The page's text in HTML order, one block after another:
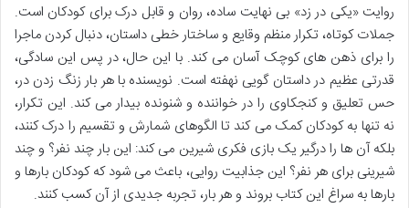
روایت «یکی در زد» بی نهایت ساده، روان و قابل درک برای کودکان است.
جملات کوتاه، تکرار منظم وقایع و ساختار خطی داستان، دنبال کردن ماجرا
را برای ذهن های کوچک آسان می کند. با این حال، در پس این سادگی،
قدرتی عظیم در داستان گویی نهفته است. نویسنده با هر بار زنگ زدن در،
حس تعلیق و کنجکاوی را در خواننده و شنونده بیدار می کند. این تکرار،
نه تنها به کودکان کمک می کند تا الگوهای شمارش و تقسیم را درک کنند،
بلکه آن ها را درگیر یک بازی فکری شیرین می کند: این بار چند نفر؟ و چند
شیرینی برای هر نفر؟ این جذابیت روایی، باعث می شود که کودکان بارها و
بارها به سراغ این کتاب بروند و هر بار، تجربه جدیدی از آن کسب کنند.